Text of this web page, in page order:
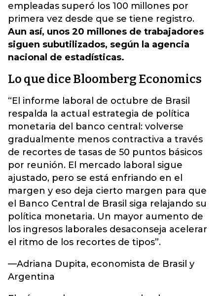
empleadas superó los 100 millones por
primera vez desde que se tiene registro.
Aun así, unos 20 millones de trabajadores
siguen subutilizados, según la agencia
nacional de estadísticas.
Lo que dice Bloomberg Economics
“El informe laboral de octubre de Brasil
respalda la actual estrategia de política
monetaria del banco central: volverse
gradualmente menos contractiva a través
de recortes de tasas de 50 puntos básicos
por reunión. El mercado laboral sigue
ajustado, pero se está enfriando en el
margen y eso deja cierto margen para que
el Banco Central de Brasil siga relajando su
política monetaria. Un mayor aumento de
los ingresos laborales desaconseja acelerar
el ritmo de los recortes de tipos”.
—Adriana Dupita, economista de Brasil y
Argentina